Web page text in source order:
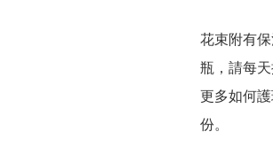
花束附有
瓶，請每
更多如何
份。